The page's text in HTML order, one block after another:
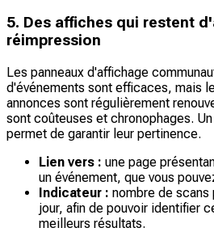
5. Des affiches qui restent
réimpression
Les panneaux d'affichage
d'événements sont efficaces, mais
annonces sont régulièrement
sont coûteuses et chronophages.
permet de garantir leur pertinence.
Lien vers : une page
un événement, que vous
Indicateur : nombre de scans
jour, afin de pouvoir identifier
meilleurs résultats.